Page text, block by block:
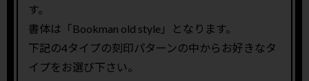
す。
書体は「Bookman old style」となります。
下記の4タイプの刻印パターンの中からお好きなタ
イプをお選び下さい。